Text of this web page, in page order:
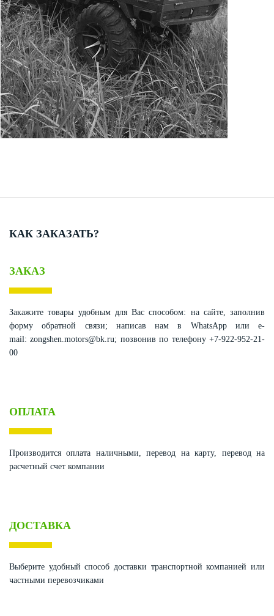
КАК ЗАКАЗАТЬ?
ЗАКАЗ
Закажите товары удобным для Вас способом: на сайте, заполнив
форму обратной связи; написав нам в WhatsApp или e-
mail:zongshen.motors@bk.ru; позвонив по телефону +7-922-952-21-
00
ОПЛАТА
Производится оплата наличными, перевод на карту, перевод на
расчетный счет компании
ДОСТАВКА
Выберите удобный способ доставки транспортной компанией или
частными перевозчиками